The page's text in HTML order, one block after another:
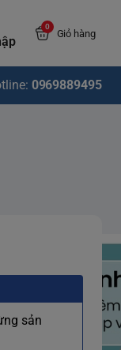
0
Giỏ hàng
0969889495
sản